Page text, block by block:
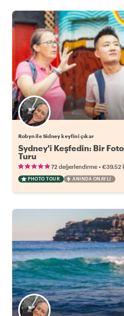
Robyn ile Sidney keyfini çıkar
Sydney'i Keşfedin: Bir
Turu
72 değerlendirme • €39.52
PHOTO TOUR ANINDA ONAYLI